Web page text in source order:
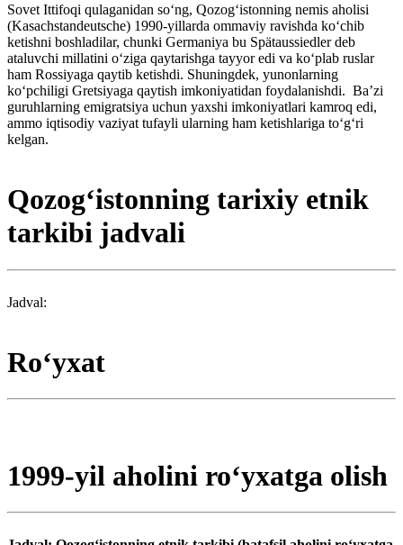
Sovet Ittifoqi qulaganidan soʻng, Qozogʻistonning nemis aholisi
(Kasachstandeutsche) 1990-yillarda ommaviy ravishda koʻchib
ketishni boshladilar, chunki Germaniya bu Spätaussiedler deb
ataluvchi millatini oʻziga qaytarishga tayyor edi va koʻplab ruslar
ham Rossiyaga qaytib ketishdi. Shuningdek, yunonlarning
koʻpchiligi Gretsiyaga qaytish imkoniyatidan foydalanishdi. Baʼzi
guruhlarning emigratsiya uchun yaxshi imkoniyatlari kamroq edi,
ammo iqtisodiy vaziyat tufayli ularning ham ketishlariga toʻgʻri
kelgan.
Qozogʻistonning tarixiy etnik
tarkibi jadvali
Jadval:
Roʻyxat
1999-yil aholini roʻyxatga olish